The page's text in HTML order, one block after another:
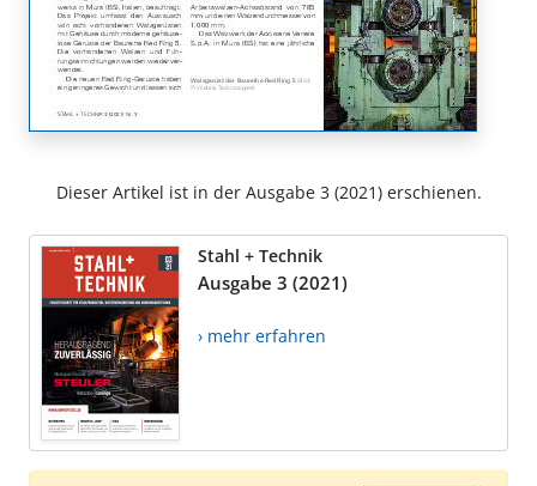
Dieser Artikel ist in der Ausgabe 3 (2021) erschienen.
Stahl + Technik
Ausgabe 3 (2021)
› mehr erfahren